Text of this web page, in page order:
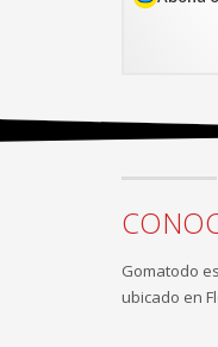
Gomatodo
ubicado en